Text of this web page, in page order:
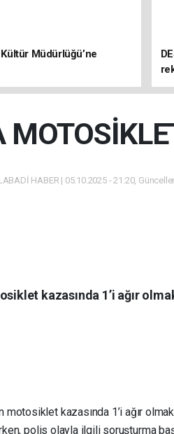
Müdürlüğü’ne
HABER | 05.10.2025 - 21:20,